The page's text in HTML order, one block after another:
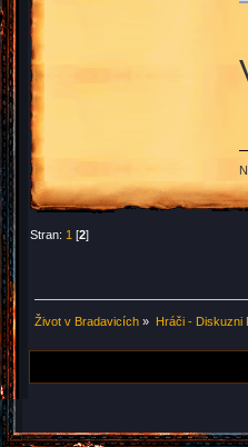
N
Stran: 1 [2]
Život v Bradavicích » Hráči - Diskuzni